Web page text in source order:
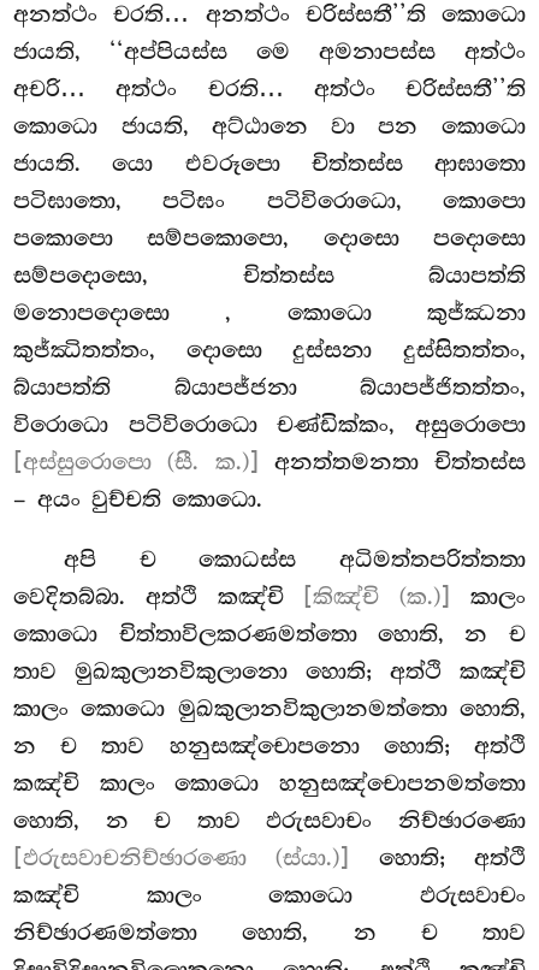
අනත්ථං චරති… අනත්ථං චරිස්සතී’’ති කොධො
ජායති, ‘‘අප්පියස්ස මෙ අමනාපස්ස අත්ථං
අචරි… අත්ථං චරති… අත්ථං චරිස්සතී’’ති
කොධො ජායති, අට්ඨානෙ වා පන කොධො
ජායති. යො එවරූපො චිත්තස්ස ආඝාතො
පටිඝාතො, පටිඝං පටිවිරොධො, කොපො
පකොපො සම්පකොපො, දොසො පදොසො
සම්පදොසො, චිත්තස්ස බ්යාපත්ති
මනොපදොසො, කොධො කුජ්ඣනා
කුජ්ඣිතත්තං, දොසො දුස්සනා දුස්සිතත්තං,
බ්යාපත්ති බ්යාපජ්ජනා බ්යාපජ්ජිතත්තං,
විරොධො පටිවිරොධො චණ්ඩික්කං, අසුරොපො
[අස්සුරොපො (සී. ක.)]
අනත්තමනතා චිත්තස්ස
– අයං වුච්චති කොධො.
අපි ච කොධස්ස අධිමත්තපරිත්තතා
වෙදිතබ්බා. අත්ථි කඤ්චි
[කිඤ්චි (ක.)]
කාලං
කොධො චිත්තාවිලකරණමත්තො හොති, න ච
තාව මුඛකුලානවිකුලානො හොති; අත්ථි කඤ්චි
කාලං කොධො මුඛකුලානවිකුලානමත්තො හොති,
න ච තාව හනුසඤ්චොපනො හොති; අත්ථි
කඤ්චි කාලං කොධො හනුසඤ්චොපනමත්තො
හොති, න ච තාව ඵරුසවාචං නිච්ඡාරණො
[ඵරුසවාචනිච්ඡාරණො (ස්යා.)]
හොති; අත්ථි
කඤ්චි කාලං කොධො ඵරුසවාචං
නිච්ඡාරණමත්තො හොති, න ච තාව